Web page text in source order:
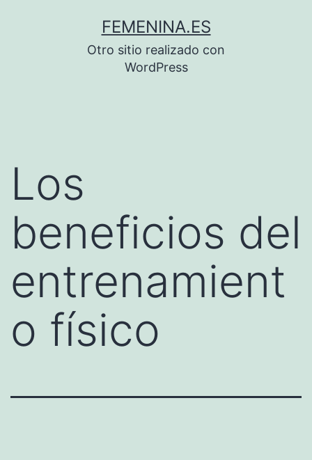
FEMENINA.ES
Otro sitio realizado con
WordPress
Los
beneficios del
entrenamient
o físico